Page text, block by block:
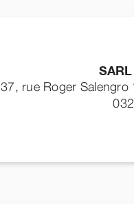
37, rue Roger Salengro